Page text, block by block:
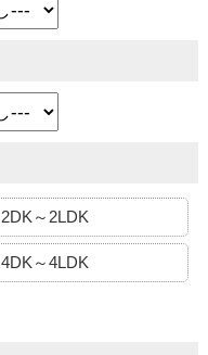
2DK～2LDK
4DK～4LDK